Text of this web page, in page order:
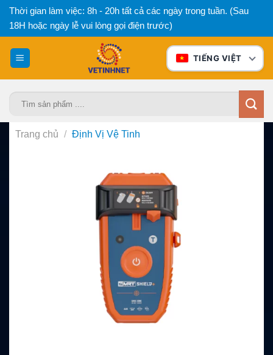
Bỏ
qua
nội
dung
Thời gian làm việc: 8h - 20h tất cả các ngày trong tuần. (Sau
18H hoặc ngày lễ vui lòng gọi điện trước)
TIẾNG VIỆT
Trang chủ / Định Vị Vệ Tinh